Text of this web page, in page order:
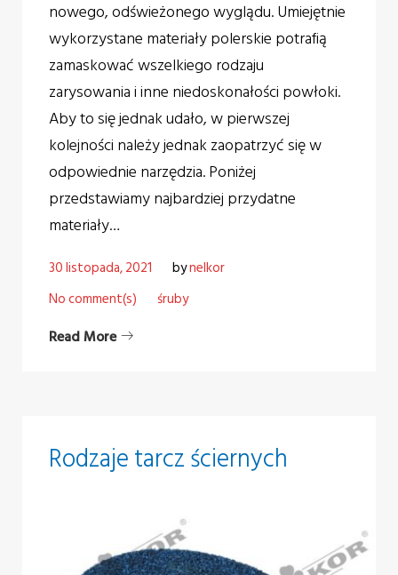
nowego, odświeżonego wyglądu. Umiejętnie
wykorzystane materiały polerskie potrafią
zamaskować wszelkiego rodzaju
zarysowania i inne niedoskonałości powłoki.
Aby to się jednak udało, w pierwszej
kolejności należy jednak zaopatrzyć się w
odpowiednie narzędzia. Poniżej
przedstawiamy najbardziej przydatne
materiały…
30 listopada, 2021 bynelkor
No comment(s)
śruby
Read More
Rodzaje tarcz ściernych